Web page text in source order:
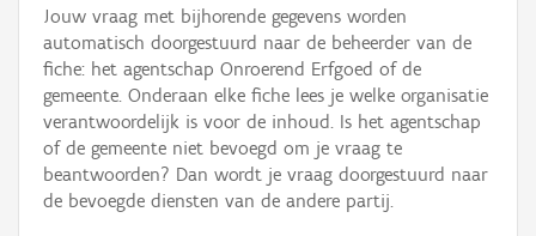
Waarneming
Thema
Gebeurtenis
Persoon of collectief
Jouw vraag met bijhorende gegevens worden
automatisch doorgestuurd naar de beheerder van de
fiche: het agentschap Onroerend Erfgoed of de
gemeente. Onderaan elke fiche lees je welke organisatie
verantwoordelijk is voor de inhoud. Is het agentschap
of de gemeente niet bevoegd om je vraag te
beantwoorden? Dan wordt je vraag doorgestuurd naar
de bevoegde diensten van de andere partij.